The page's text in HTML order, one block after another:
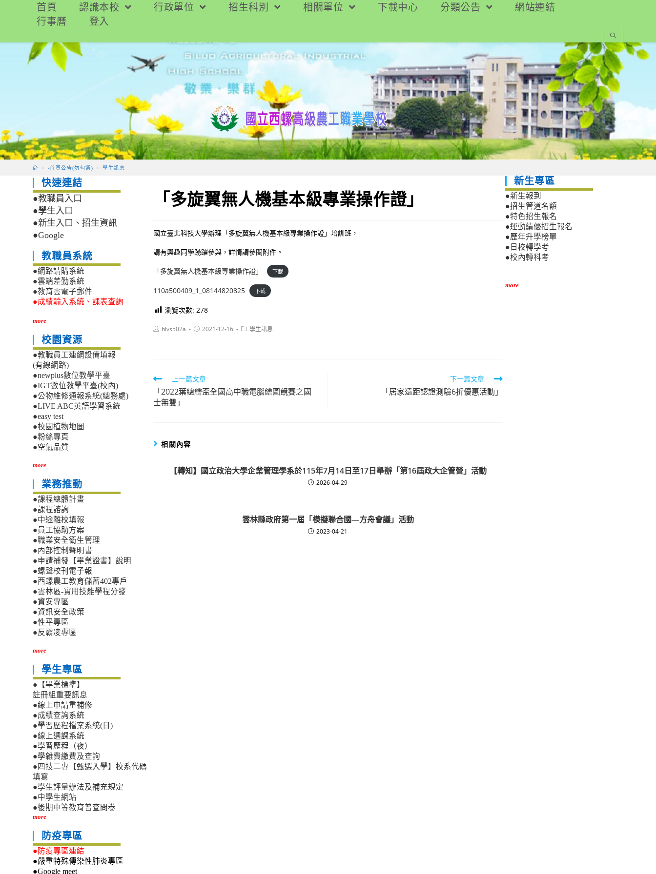
要
首頁 認識本校 行政單位 招生科別 相關單位 下載中心 分類公告
網站連結
行事曆
登入
> -首頁公告(勿勾選) > 學生訊息
「多旋翼無人機基本級專業操作證」
國立臺北科技大學辦理「多旋翼無人機基本級專業操作證」培訓班，
請有興趣同學踴躍參與，詳情請參閱附件。
「多旋翼無人機基本級專業操作證」 下載
110a500409_1_08144820825 下載
瀏覽次數: 278
Posthlvs502a
Post2021-12-16
Post學生訊息
Read
more
articles
上一篇文章
「2022葉總繪盃全國高中職電腦繪圖競賽之國
士無雙」
下一篇文章
「居家遠距認證測驗6折優惠活動」
相關內容
【轉知】國立政治大學企業管理學系於115年7月14日至17日舉辦「第16屆政大企管營」活動
2026-04-29
雲林縣政府第一屆「模擬聯合國—方舟會議」活動
2023-04-21
快速連結
●教職員入口
●學生入口
●新生入口、招生資訊
●Google
教職員系統
●網路請購系統
●雲端差勤系統
●教育雲電子郵件
●成績輸入系統、課表查詢
more
校園資源
●教職員工連網設備填報
(有線網路)
●newplus數位教學平臺
●IGT數位教學平臺(校內)
●公物維修通報系統(總務處)
●LIVE ABC英語學習系統
●easy test
●校園植物地圖
●粉絲專頁
●空氣品質
more
業務推動
●課程總體計畫
●課程諮詢
●中途離校填報
●員工協助方案
●職業安全衛生管理
●內部控制聲明書
●申請補發【畢業證書】說明
●螺聲校刊電子報
●西螺農工教育儲蓄402專戶
●雲林區-實用技能學程分發
●資安專區
●資訊安全政策
●性平專區
●反霸凌專區
more
學生專區
●【畢業標準】
註冊組重要訊息
●線上申請重補修
●成績查詢系統
●學習歷程檔案系統(日)
●線上選課系統
●學習歷程（夜）
●學雜費繳費及查詢
●四技二專【甄選入學】校系代碼
填寫
●學生評量辦法及補充規定
●中學生網站
●後期中等教育普查問卷
more
防疫專區
●防疫專區連結
●嚴重特殊傳染性肺炎專區
●Google meet
新生專區
●新生報到
●招生管道名額
●特色招生報名
●運動績優招生報名
●歷年升學榜單
●日校轉學考
●校內轉科考
more